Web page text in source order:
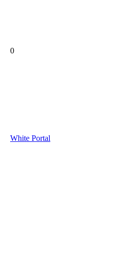
0
White Portal